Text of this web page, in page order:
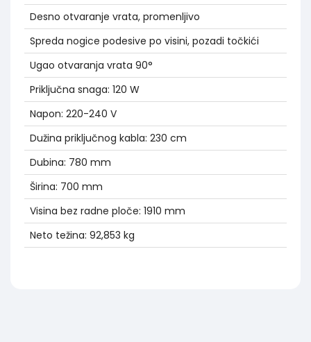
Desno otvaranje vrata, promenljivo
Spreda nogice podesive po visini, pozadi točkići
Ugao otvaranja vrata 90°
Priključna snaga: 120 W
Napon: 220-240 V
Dužina priključnog kabla: 230 cm
Dubina: 780 mm
Širina: 700 mm
Visina bez radne ploče: 1910 mm
Neto težina: 92,853 kg